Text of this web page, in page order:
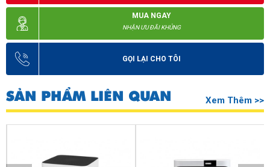
MUA NGAY
NHẬN ƯU ĐÃI KHỦNG
GỌI LẠI CHO TÔI
SẢN PHẨM LIÊN QUAN Xem Thêm >>